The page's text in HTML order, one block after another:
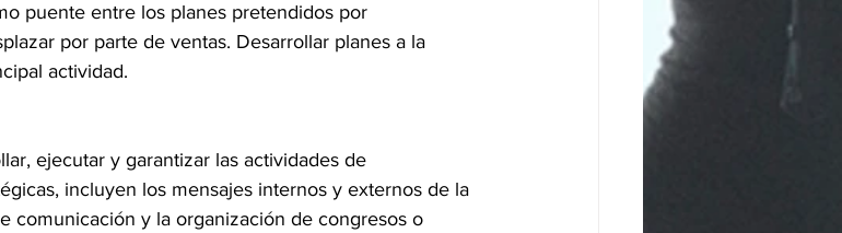
puente entre los planes pretendidos por
por parte de ventas. Desarrollar planes a la
actividad.
ejecutar y garantizar las actividades de
incluyen los mensajes internos y externos de la
comunicación y la organización de congresos o